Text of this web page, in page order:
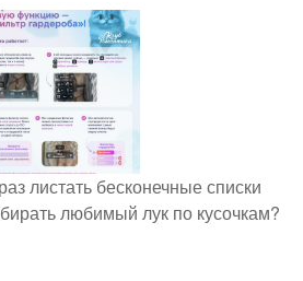
листать бесконечные списки
любимый лук по кусочкам?